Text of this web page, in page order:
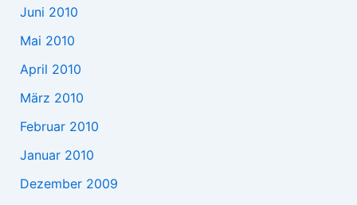
Juni 2010
Mai 2010
April 2010
März 2010
Februar 2010
Januar 2010
Dezember 2009